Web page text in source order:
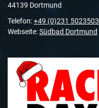
44139 Dortmund
Telefon:+49 (0)231 5023503
Webseite:Südbad Dortmund